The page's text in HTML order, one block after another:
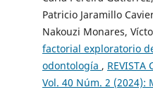
Patricio Jaramillo
Nakouzi Monares,
factorial exploratorio
odontología , REVISTA
Vol. 40 Núm. 2 (2024):